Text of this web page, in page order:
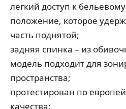
легкий доступ к
положение, которое
часть поднятой;
задняя спинка – из
модель подходит для
пространства;
протестирован по
качества;